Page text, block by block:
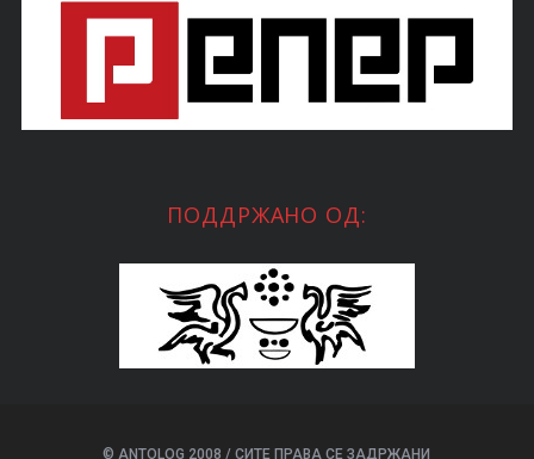
ПОДДРЖАНО ОД:
© ANTOLOG 2008 / СИТЕ ПРАВА СЕ ЗАДРЖАНИ